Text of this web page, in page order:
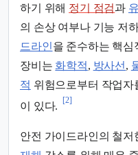
하기 위해 정기 점검과
의 손상 여부나 기능 저
드라인을 준수하는 핵
장비는 화학적, 방사선 ,
적 위험으로부터 작업자
이 있다.
[2]
안전 가이드라인의 철저